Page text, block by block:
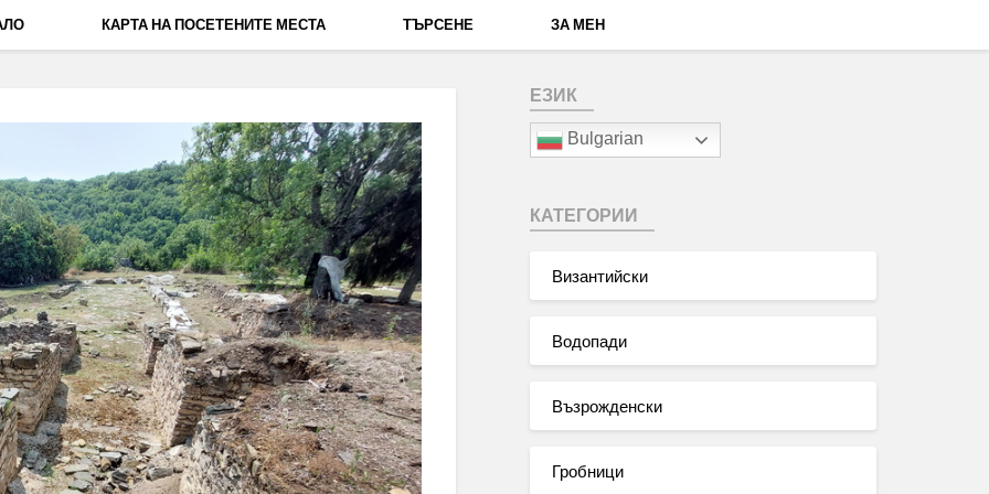
КАРТА НА ПОСЕТЕНИТЕ МЕСТА ТЪРСЕНЕ ЗА МЕН
ЕЗИК
Bulgarian
КАТЕГОРИИ
Византийски
Водопади
Възрожденски
Гробници